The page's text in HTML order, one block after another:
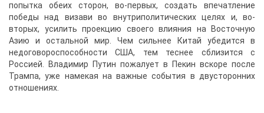
попытка обеих сторон, во-первых, создать впечатление
победы над визави во внутриполитических целях и, во-
вторых, усилить проекцию своего влияния на Восточную
Азию и остальной мир. Чем сильнее Китай убедится в
недоговороспособности США, тем теснее сблизится с
Россией. Владимир Путин пожалует в Пекин вскоре после
Трампа, уже намекая на важные события в двусторонних
отношениях.